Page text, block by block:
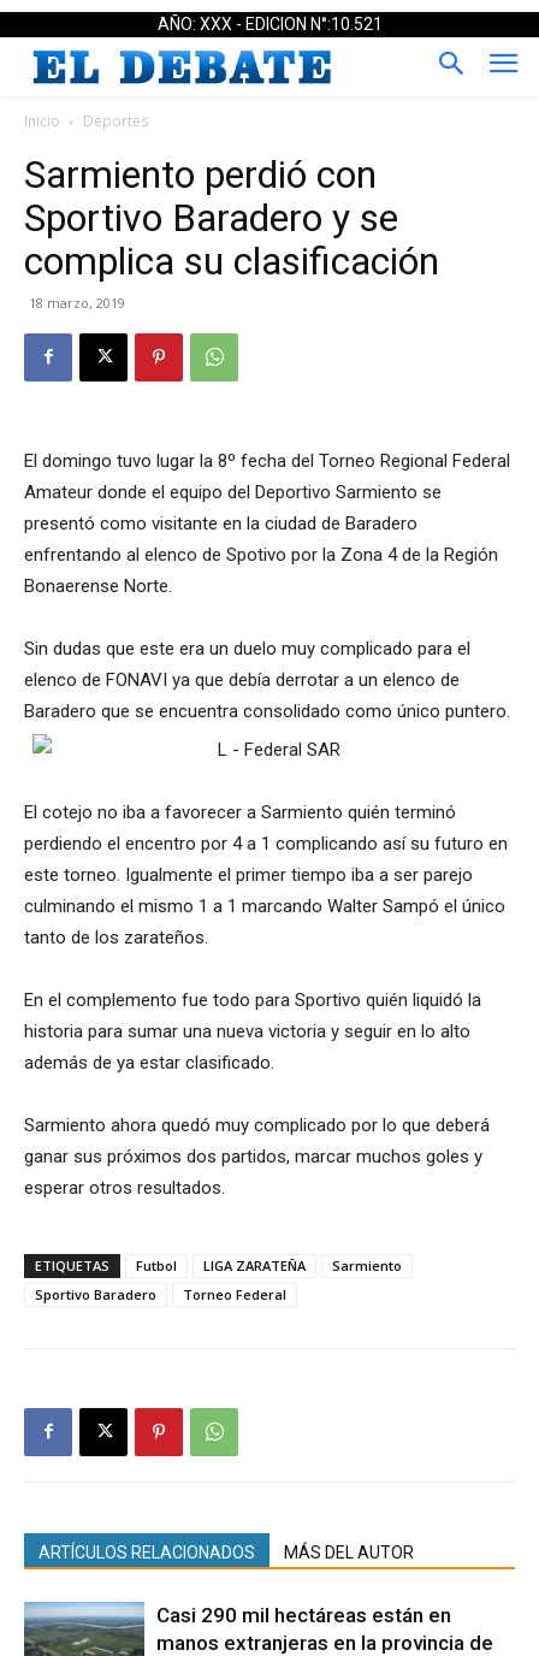
AÑO: XXX - EDICION N°:10.521
Inicio Deportes
Sarmiento perdió con
Sportivo Baradero y se
complica su clasificación
18 marzo, 2019
El domingo tuvo lugar la 8º fecha del Torneo Regional Federal
Amateur donde el equipo del Deportivo Sarmiento se
presentó como visitante en la ciudad de Baradero
enfrentando al elenco de Spotivo por la Zona 4 de la Región
Bonaerense Norte.
Sin dudas que este era un duelo muy complicado para el
elenco de FONAVI ya que debía derrotar a un elenco de
Baradero que se encuentra consolidado como único puntero.
El cotejo no iba a favorecer a Sarmiento quién terminó
perdiendo el encentro por 4 a 1 complicando así su futuro en
este torneo. Igualmente el primer tiempo iba a ser parejo
culminando el mismo 1 a 1 marcando Walter Sampó el único
tanto de los zarateños.
En el complemento fue todo para Sportivo quién liquidó la
historia para sumar una nueva victoria y seguir en lo alto
además de ya estar clasificado.
Sarmiento ahora quedó muy complicado por lo que deberá
ganar sus próximos dos partidos, marcar muchos goles y
esperar otros resultados.
ETIQUETAS Futbol LIGA ZARATEÑA
Sarmiento
Sportivo Baradero
Torneo Federal
ARTÍCULOS RELACIONADOS MÁS DEL AUTOR
Casi 290 mil hectáreas están en
manos extranjeras en la provincia de